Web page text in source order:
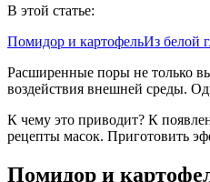
В этой статье:
Помидор и картофельИз белой
Расширенные поры не только
воздействия внешней среды.
К чему это приводит? К
рецепты масок. Приготовить
Помидор и